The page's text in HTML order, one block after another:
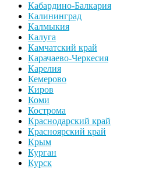
Кабардино-Балкария
Калининград
Калмыкия
Калуга
Камчатский край
Карачаево-Черкесия
Карелия
Кемерово
Киров
Коми
Кострома
Краснодарский край
Красноярский край
Крым
Курган
Курск